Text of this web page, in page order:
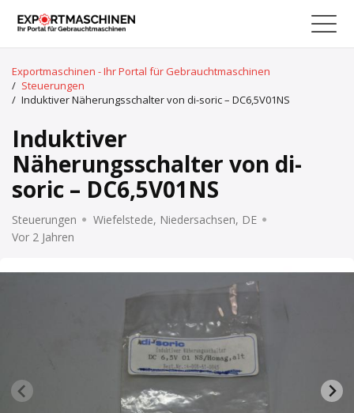
Exportmaschinen - Ihr Portal für Gebrauchtmaschinen
/ Steuerungen
/ Induktiver Näherungsschalter von di-soric – DC6,5V01NS
Induktiver
Näherungsschalter von di-
soric – DC6,5V01NS
Steuerungen
Wiefelstede, Niedersachsen, DE
Vor 2 Jahren